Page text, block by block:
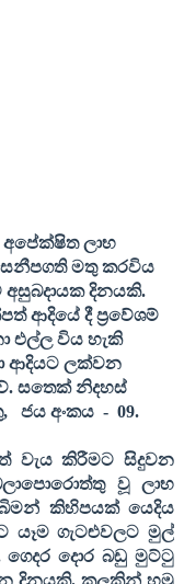
ලාභ
මතු කරවිය
දිනයකි.
ආදියේ දී ප්‍රවේශම්
එල්ල විය හැකි
ආදියට ලක්වන
සතෙක් නිදහස්
, ජය අංකය - 09.
වැය කිරීමට සිදුවන
වූ ලාභ
කිහිපයක් යෙදිය
යෑම ගැටළුවලට මුල්
ගෙදර දොර බඩු මුට්ටු
දිනයකි. කලකින් හමු